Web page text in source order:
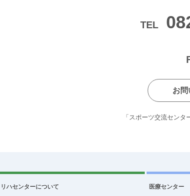
TEL
お問
「スポーツ交流センタ
リハセンターについて 医療センター